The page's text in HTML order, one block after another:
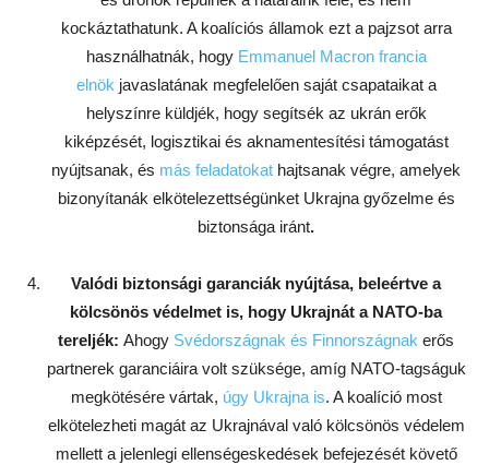
kockáztathatunk. A koalíciós államok ezt a pajzsot arra
használhatnák, hogy Emmanuel Macron francia
elnök javaslatának megfelelően saját csapataikat a
helyszínre küldjék, hogy segítsék az ukrán erők
kiképzését, logisztikai és aknamentesítési támogatást
nyújtsanak, és más feladatokat hajtsanak végre, amelyek
bizonyítanák elkötelezettségünket Ukrajna győzelme és
biztonsága iránt.
Valódi biztonsági garanciák nyújtása, beleértve a
kölcsönös védelmet is, hogy Ukrajnát a NATO-ba
tereljék: Ahogy Svédországnak és Finnországnak erős
partnerek garanciáira volt szüksége, amíg NATO-tagságuk
megkötésére vártak, úgy Ukrajna is. A koalíció most
elkötelezheti magát az Ukrajnával való kölcsönös védelem
mellett a jelenlegi ellenségeskedések befejezését követő